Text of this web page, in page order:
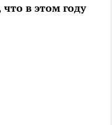
в этом году